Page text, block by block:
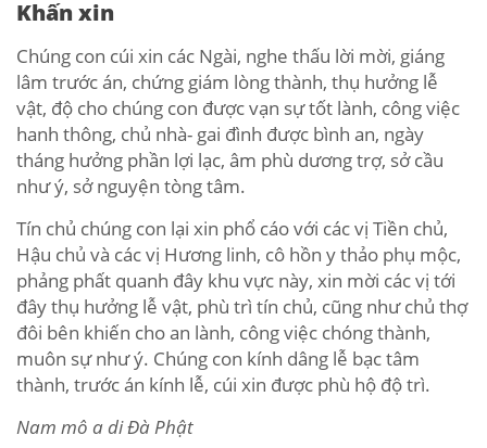
Khấn xin
Chúng con cúi xin các Ngài, nghe thấu lời mời, giáng
lâm trước án, chứng giám lòng thành, thụ hưởng lễ
vật, độ cho chúng con được vạn sự tốt lành, công việc
hanh thông, chủ nhà- gai đình được bình an, ngày
tháng hưởng phần lợi lạc, âm phù dương trợ, sở cầu
như ý, sở nguyện tòng tâm.
Tín chủ chúng con lại xin phổ cáo với các vị Tiền chủ,
Hậu chủ và các vị Hương linh, cô hồn y thảo phụ mộc,
phảng phất quanh đây khu vực này, xin mời các vị tới
đây thụ hưởng lễ vật, phù trì tín chủ, cũng như chủ thợ
đôi bên khiến cho an lành, công việc chóng thành,
muôn sự như ý. Chúng con kính dâng lễ bạc tâm
thành, trước án kính lễ, cúi xin được phù hộ độ trì.
Nam mô a di Đà Phật